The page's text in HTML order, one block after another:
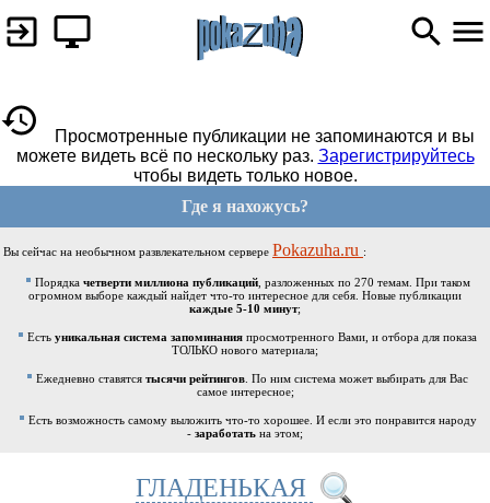
Просмотренные публикации не запоминаются и вы
можете видеть всё по нескольку раз. Зарегистрируйтесь
чтобы видеть только новое.
Где я нахожусь?
Вы сейчас на необычном развлекательном сервере Pokazuha.ru :
Порядка четверти миллиона публикаций, разложенных по 270 темам. При таком
огромном выборе каждый найдет что-то интересное для себя. Новые публикации
каждые 5-10 минут;
Есть уникальная система запоминания просмотренного Вами, и отбора для показа
ТОЛЬКО нового материала;
Ежедневно ставятся тысячи рейтингов . По ним система может выбирать для Вас
самое интересное;
Есть возможность самому выложить что-то хорошее. И если это понравится народу
- заработать на этом;
ГЛАДЕНЬКАЯ